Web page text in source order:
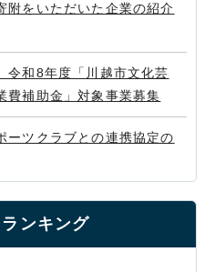
附をいただいた企業の紹介
令和8年度「川越市文化芸
費補助金」対象事業募集
ーツクラブとの連携協定の
ンキング